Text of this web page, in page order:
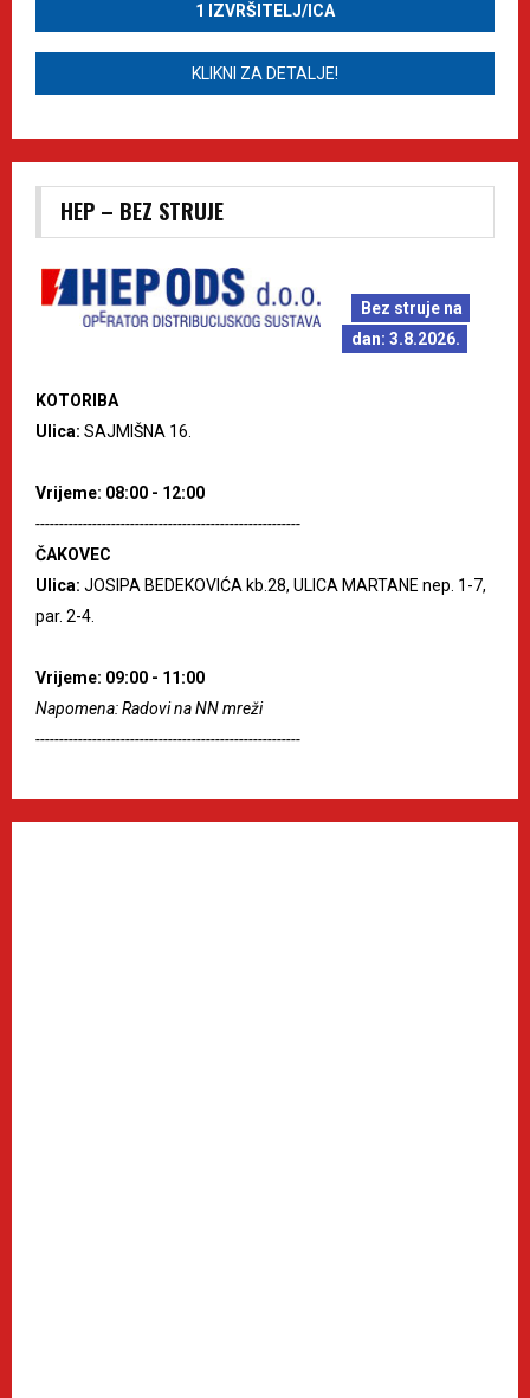
1 IZVRŠITELJ/ICA
KLIKNI ZA DETALJE!
HEP – BEZ STRUJE
Bez struje na
dan: 3.8.2026.
KOTORIBA
Ulica: SAJMIŠNA 16.
Vrijeme: 08:00 - 12:00
--------------------------------------------------------
ČAKOVEC
Ulica: JOSIPA BEDEKOVIĆA kb.28, ULICA MARTANE nep. 1-7,
par. 2-4.
Vrijeme: 09:00 - 11:00
Napomena: Radovi na NN mreži
--------------------------------------------------------